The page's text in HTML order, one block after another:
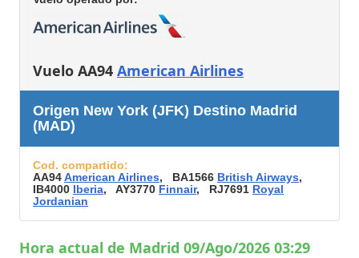
Vuelo AA94 American Airlines
Origen New York (JFK) Destino Madrid
(MAD)
Cod. compartido:
AA94American Airlines, BA1566 British Airways,
IB4000 Iberia, AY3770 Finnair, RJ7691 Royal
Jordanian
Hora actual de Madrid 09/Ago/2026 03:29